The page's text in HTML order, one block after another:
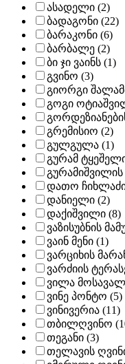
ასადელი (2)
ბადაგონი (22)
ბარაკონი (6)
ბარბალე (2)
ბი ჯი ვაინს (1)
გვინო (3)
გიორგი
გოგი
გრემისიო (2)
გულგულა (1)
გურამ
გურამიშვილის
დათო
დანიელი (2)
დაქიშვილი (8)
ვაზისუბნის
ვაინ მენი (1)
ვარციხის
ვარძიის
ვილა
ვინე პონტო (5)
ვინივერია (11)
თბილღვინო
თეგანი (3)
თელავის